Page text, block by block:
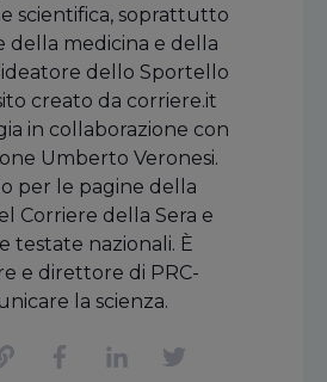
scientifica, soprattutto
della medicina e della
dello Sportello
creato da corriere.it
in collaborazione con
Umberto Veronesi.
per le pagine della
Corriere della Sera e
testate nazionali. È
e direttore di PRC-
la scienza.